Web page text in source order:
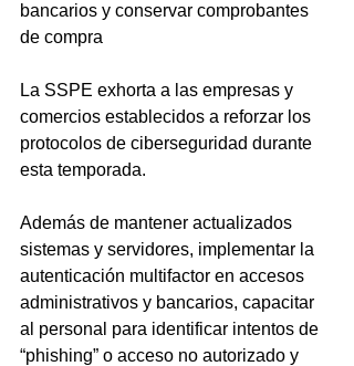
bancarios y conservar comprobantes
de compra
La SSPE exhorta a las empresas y
comercios establecidos a reforzar los
protocolos de ciberseguridad durante
esta temporada.
Además de mantener actualizados
sistemas y servidores, implementar la
autenticación multifactor en accesos
administrativos y bancarios, capacitar
al personal para identificar intentos de
“phishing” o acceso no autorizado y